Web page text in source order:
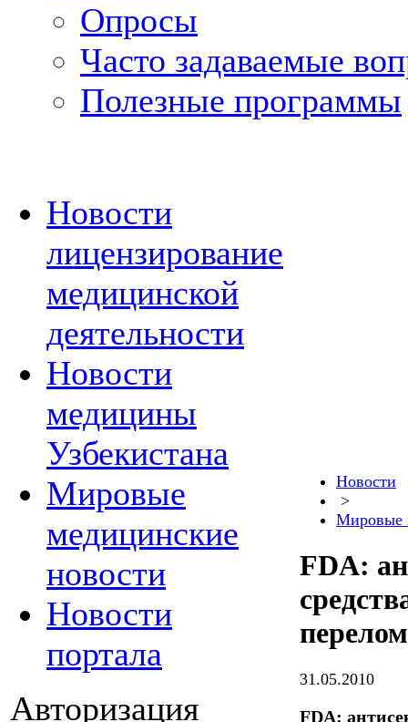
Опросы
Часто задаваемые
Полезные программы
Новости
лицензирование
медицинской
деятельности
Новости
медицины
Узбекистана
Мировые
медицинские
новости
Новости
портала
Авторизация
Новости
>
Мировые
FDA:
31.05.2010
FDA: